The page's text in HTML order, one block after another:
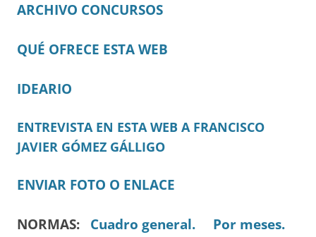
ARCHIVO CONCURSOS
QUÉ OFRECE ESTA WEB
IDEARIO
ENTREVISTA EN ESTA WEB A FRANCISCO
JAVIER GÓMEZ GÁLLIGO
ENVIAR FOTO O ENLACE
NORMAS: Cuadro general.
Por meses.